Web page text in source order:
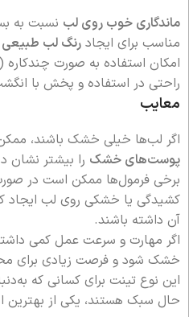
ماندگاری خوب روی لب نسبت به
مناسب برای ایجاد رنگ لب طبیعی
امکان استفاده به صورت
راحتی در استفاده و پخش با
معایب
اگر لب‌ها خیلی خشک باشند،
پوست‌های خشک را بیشتر نشان
برخی فرمول‌ها ممکن است در
کشیدگی یا خشکی روی لب ایجاد
آن داشته باشند.
اگر مهارت و سرعت عمل کمی
خشک شود و فرصت زیادی برای
این نوع تینت برای کسانی که
حال سبک هستند، یکی از بهترین